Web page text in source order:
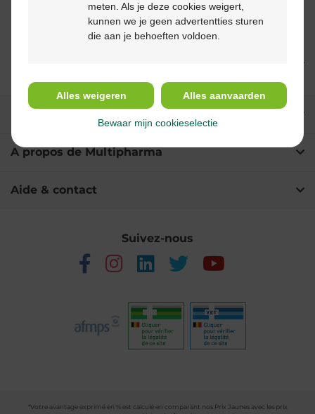
Description du produit
A propos de Multipharma
Aide & contact
Suivez-nous
*Votre avantage exprimé en % est calculé en comparant nos Prix Jaunes avec les prix
meten. Als je deze cookies weigert,
kunnen we je geen advertentties sturen
die aan je behoeften voldoen.
Alles weigeren Alles aanvaarden
Bewaar mijn cookieselectie